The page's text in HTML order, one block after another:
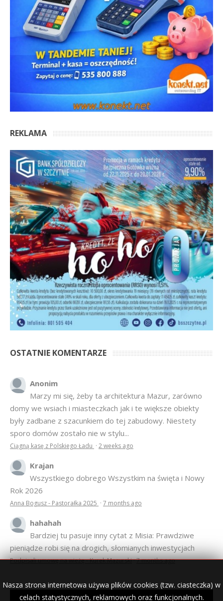
REKLAMA
OSTATNIE KOMENTARZE
były zadbane z szacunkiem do tej zabudowy. Niestety
sporo domów zostało nie w stylu...
Ciągną kasę z Polskiego Ładu·2 weeks ago
Krajan
Wszystkiego dobrego Wszystkim na święta i Nowy
Anna Bogusz - Pastorałka 2025
hahahah
Bardziej tu pasuje inny cytat z Misia: Prawdziwe
Podpisali umowę na wieżę - Kurek Mazurski
Nasza strona internetowa używa plików cookies (tzw. ciasteczka) w
celach statystycznych, reklamowych oraz funkcjonalnych.
gazety.
Opieka techniczna:
Konekt Sp. z o.o.
- kasy fiskalne,